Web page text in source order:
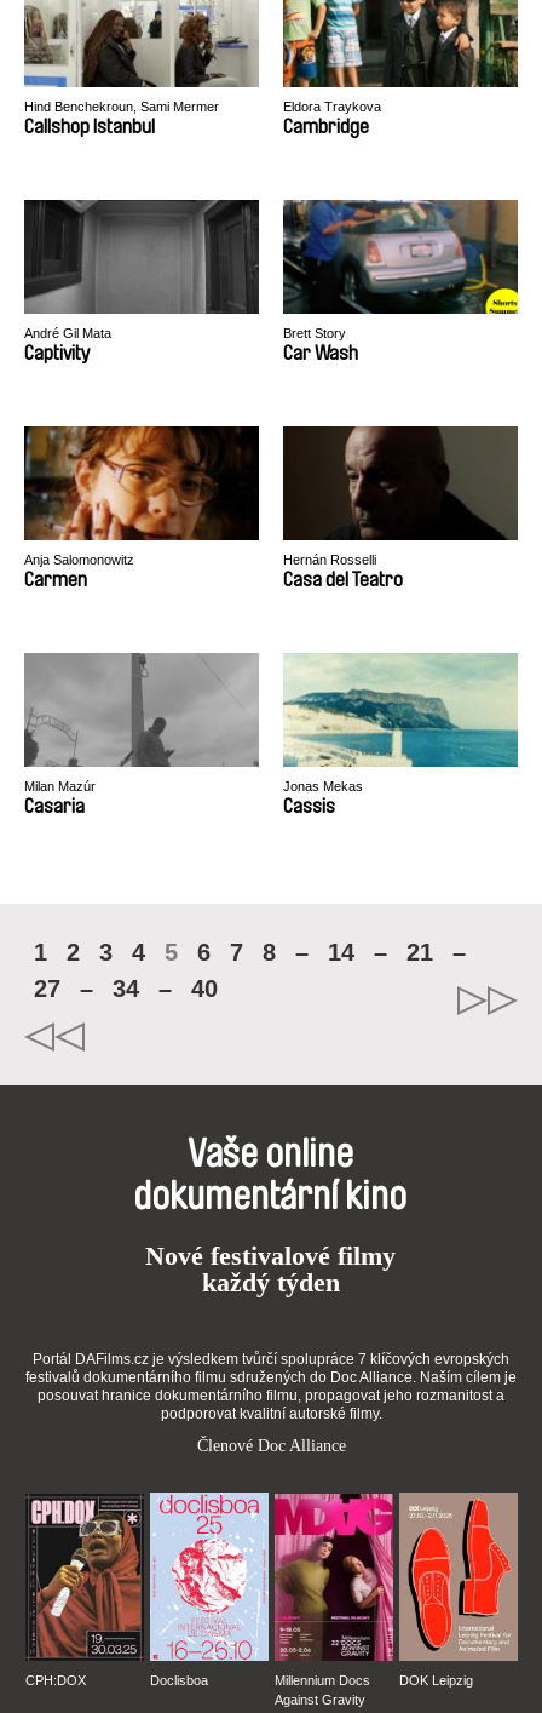
Hind Benchekroun, Sami Mermer
Callshop Istanbul
Eldora Traykova
Cambridge
André Gil Mata
Captivity
Brett Story
Car Wash
Anja Salomonowitz
Carmen
Hernán Rosselli
Casa del Teatro
Milan Mazúr
Casaria
Jonas Mekas
Cassis
1 2 3 4 5 6 7 8 – 14 – 21
–
27
– 34 – 40
Vaše online
dokumentární kino
Nové festivalové filmy
každý týden
Portál DAFilms.cz je výsledkem tvůrčí spolupráce 7 klíčových evropských
festivalů dokumentárního filmu sdružených do Doc Alliance. Naším cílem je
posouvat hranice dokumentárního filmu, propagovat jeho rozmanitost a
podporovat kvalitní autorské filmy.
Členové Doc Alliance
CPH:DOX Doclisboa
Millennium Docs
Against Gravity
DOK Leipzig